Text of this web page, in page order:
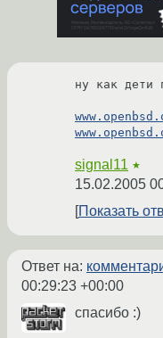
ну как дети
signal11 ★
15.02.2005
Показать
Ответ на:
00:29:23 +00:00
спасибо :)